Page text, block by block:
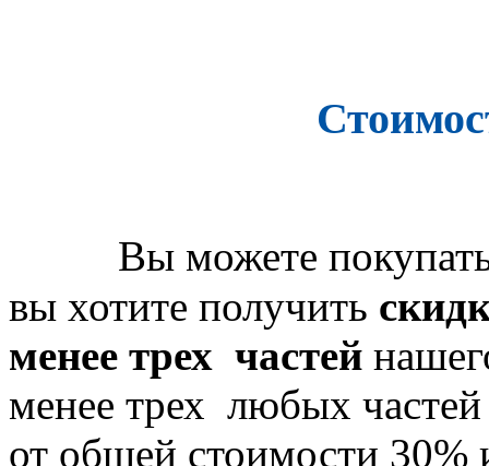
Вы можете
вы хотите получить
менее трех частей
менее трех любых
от общей стоимости